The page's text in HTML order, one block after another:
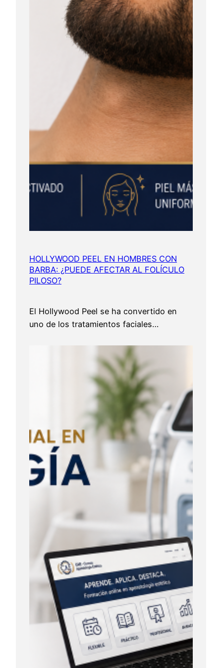
HOLLYWOOD PEEL EN HOMBRES CON
BARBA: ¿PUEDE AFECTAR AL FOLÍCULO
PILOSO?
El Hollywood Peel se ha convertido en
uno de los tratamientos faciales…